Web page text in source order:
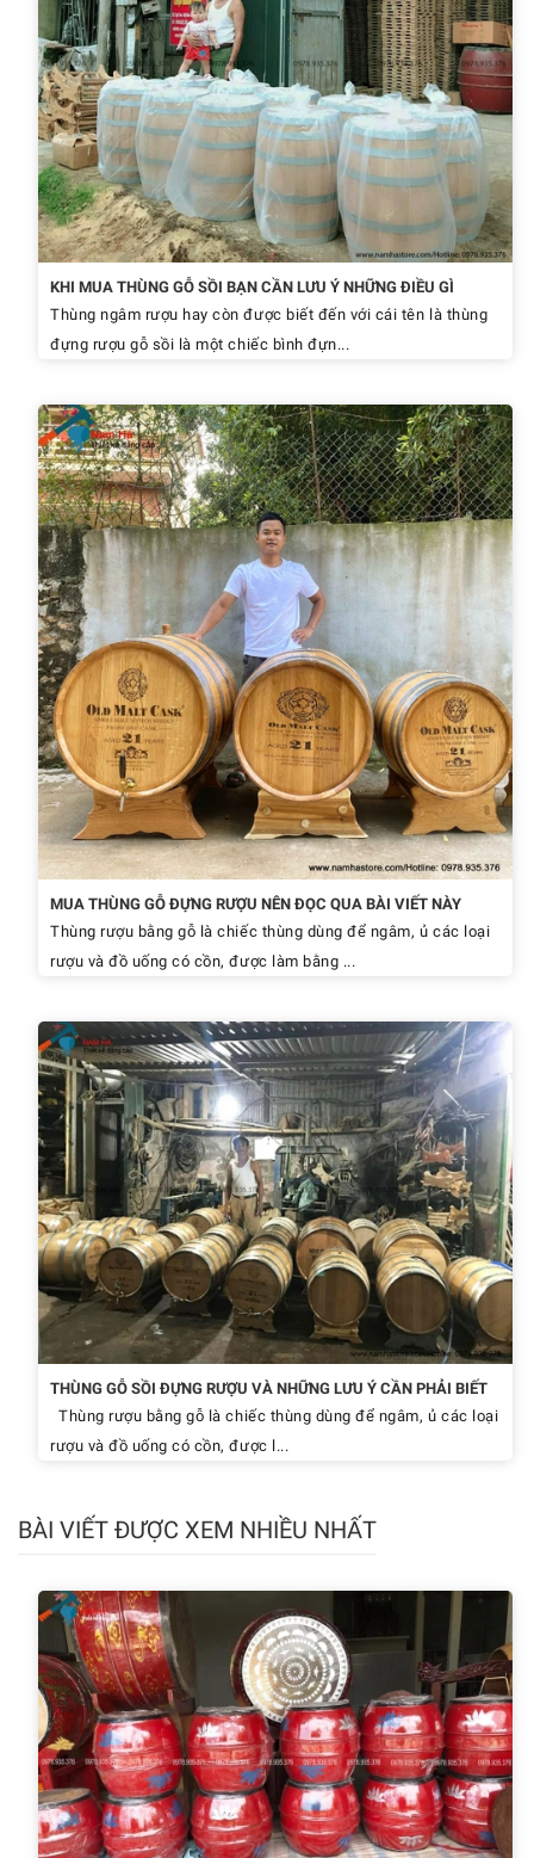
KHI MUA THÙNG GỖ SỒI BẠN CẦN LƯU Ý NHỮNG ĐIỀU GÌ
Thùng ngâm rượu hay còn được biết đến với cái tên là thùng
đựng rượu gỗ sồi là một chiếc bình đựn...
MUA THÙNG GỖ ĐỰNG RƯỢU NÊN ĐỌC QUA BÀI VIẾT NÀY
Thùng rượu bằng gỗ là chiếc thùng dùng để ngâm, ủ các loại
rượu và đồ uống có cồn, được làm bằng ...
THÙNG GỖ SỒI ĐỰNG RƯỢU VÀ NHỮNG LƯU Ý CẦN PHẢI BIẾT
Thùng rượu bằng gỗ là chiếc thùng dùng để ngâm, ủ các loại
rượu và đồ uống có cồn, được l...
BÀI VIẾT ĐƯỢC XEM NHIỀU NHẤT